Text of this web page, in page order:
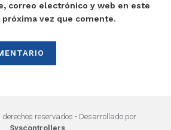
correo electrónico y web en este
próxima vez que comente.
derechos reservados - Desarrollado por
Syscontrollers